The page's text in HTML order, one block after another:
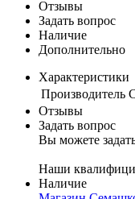
Отзывы
Задать вопрос
Наличие
Дополнительно
Характеристики
Производитель
Отзывы
Задать вопрос
Вы можете
Наши
Наличие